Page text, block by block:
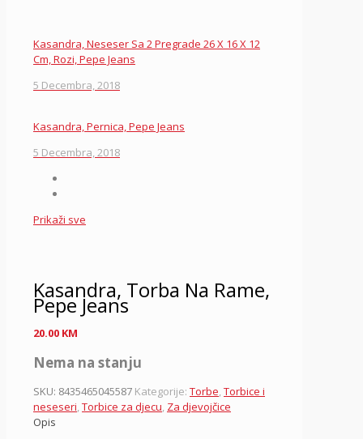
Kasandra, Neseser Sa 2 Pregrade 26 X 16 X 12
Cm, Rozi, Pepe Jeans
5 Decembra, 2018
Kasandra, Pernica, Pepe Jeans
5 Decembra, 2018
Prikaži sve
Kasandra, Torba Na Rame,
Pepe Jeans
20.00 KM
Nema na stanju
SKU: 8435465045587 Kategorije: Torbe,Torbice i
neseseri,Torbice za djecu, Za djevojčice
Opis